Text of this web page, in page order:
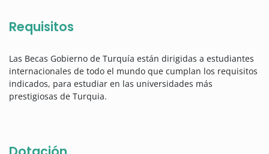
Requisitos
Las Becas Gobierno de Turquía están dirigidas a estudiantes
internacionales de todo el mundo que cumplan los requisitos
indicados, para estudiar en las universidades más
prestigiosas de Turquia.